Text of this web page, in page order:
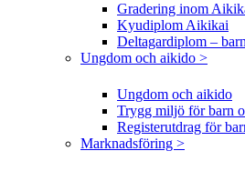
Gradering inom
Kyudiplom Aikikai
Deltagardiplom –
Ungdom och aikido >
Ungdom och aikido
Trygg miljö för barn
Registerutdrag för
Marknadsföring >